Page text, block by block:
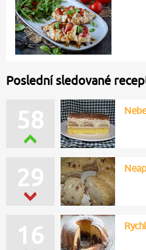
Poslední sledované
58
29
16